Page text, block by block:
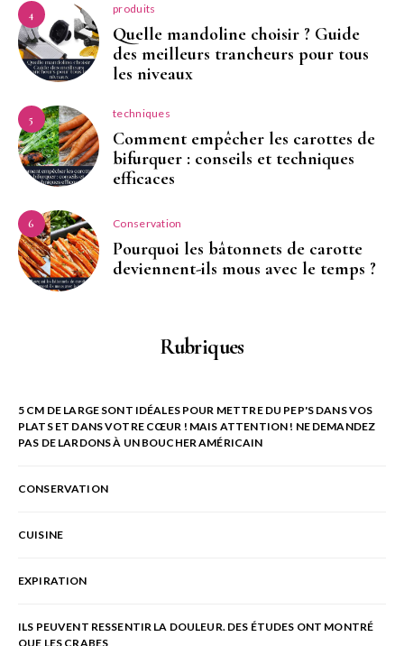
4 produits
Quelle mandoline choisir ? Guide
des meilleurs trancheurs pour tous
les niveaux
5 techniques
Comment empêcher les carottes de
bifurquer : conseils et techniques
efficaces
6 Conservation
Pourquoi les bâtonnets de carotte
deviennent-ils mous avec le temps ?
Rubriques
5 CM DE LARGE SONT IDÉALES POUR METTRE DU PEP'S DANS VOS
PLATS ET DANS VOTRE CŒUR ! MAIS ATTENTION ! NE DEMANDEZ
PAS DE LARDONS À UN BOUCHER AMÉRICAIN
CONSERVATION
CUISINE
EXPIRATION
ILS PEUVENT RESSENTIR LA DOULEUR. DES ÉTUDES ONT MONTRÉ
QUE LES CRABES